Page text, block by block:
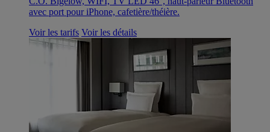
avec port pour iPhone, cafetière/théière.
Voir les tarifs Voir les détails